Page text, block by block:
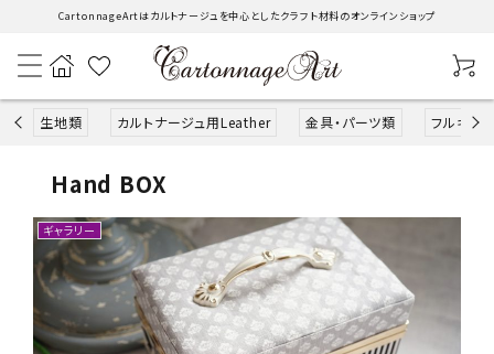
CartonnageArtはカルトナージュを中心としたクラフト材料のオンラインショップ
生地類 カルトナージュ用Leather 金具・パーツ類 フルキット
生地類
カルトナージュLeather用
Hand BOX
ギャラリー